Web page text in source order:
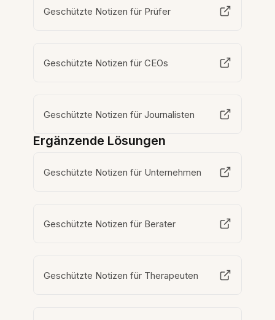
Geschützte Notizen für Prüfer
Geschützte Notizen für CEOs
Geschützte Notizen für Journalisten
Ergänzende Lösungen
Geschützte Notizen für Unternehmen
Geschützte Notizen für Berater
Geschützte Notizen für Therapeuten